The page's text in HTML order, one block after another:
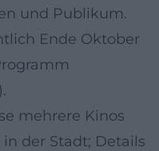
und Publikum.
Ende Oktober
mehrere Kinos
der Stadt; Details